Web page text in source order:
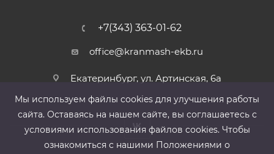
+7(343) 363-01-62
office@kranmash-ekb.ru
Екатеринбург, ул. Артинская, 6а
Мы используем файлы cооkies для улучшения работы
сайта. Оставаясь на нашем сайте, вы соглашаетесь с
условиями использования файлов cооkies. Чтобы
ознакомиться с нашими Положениями о